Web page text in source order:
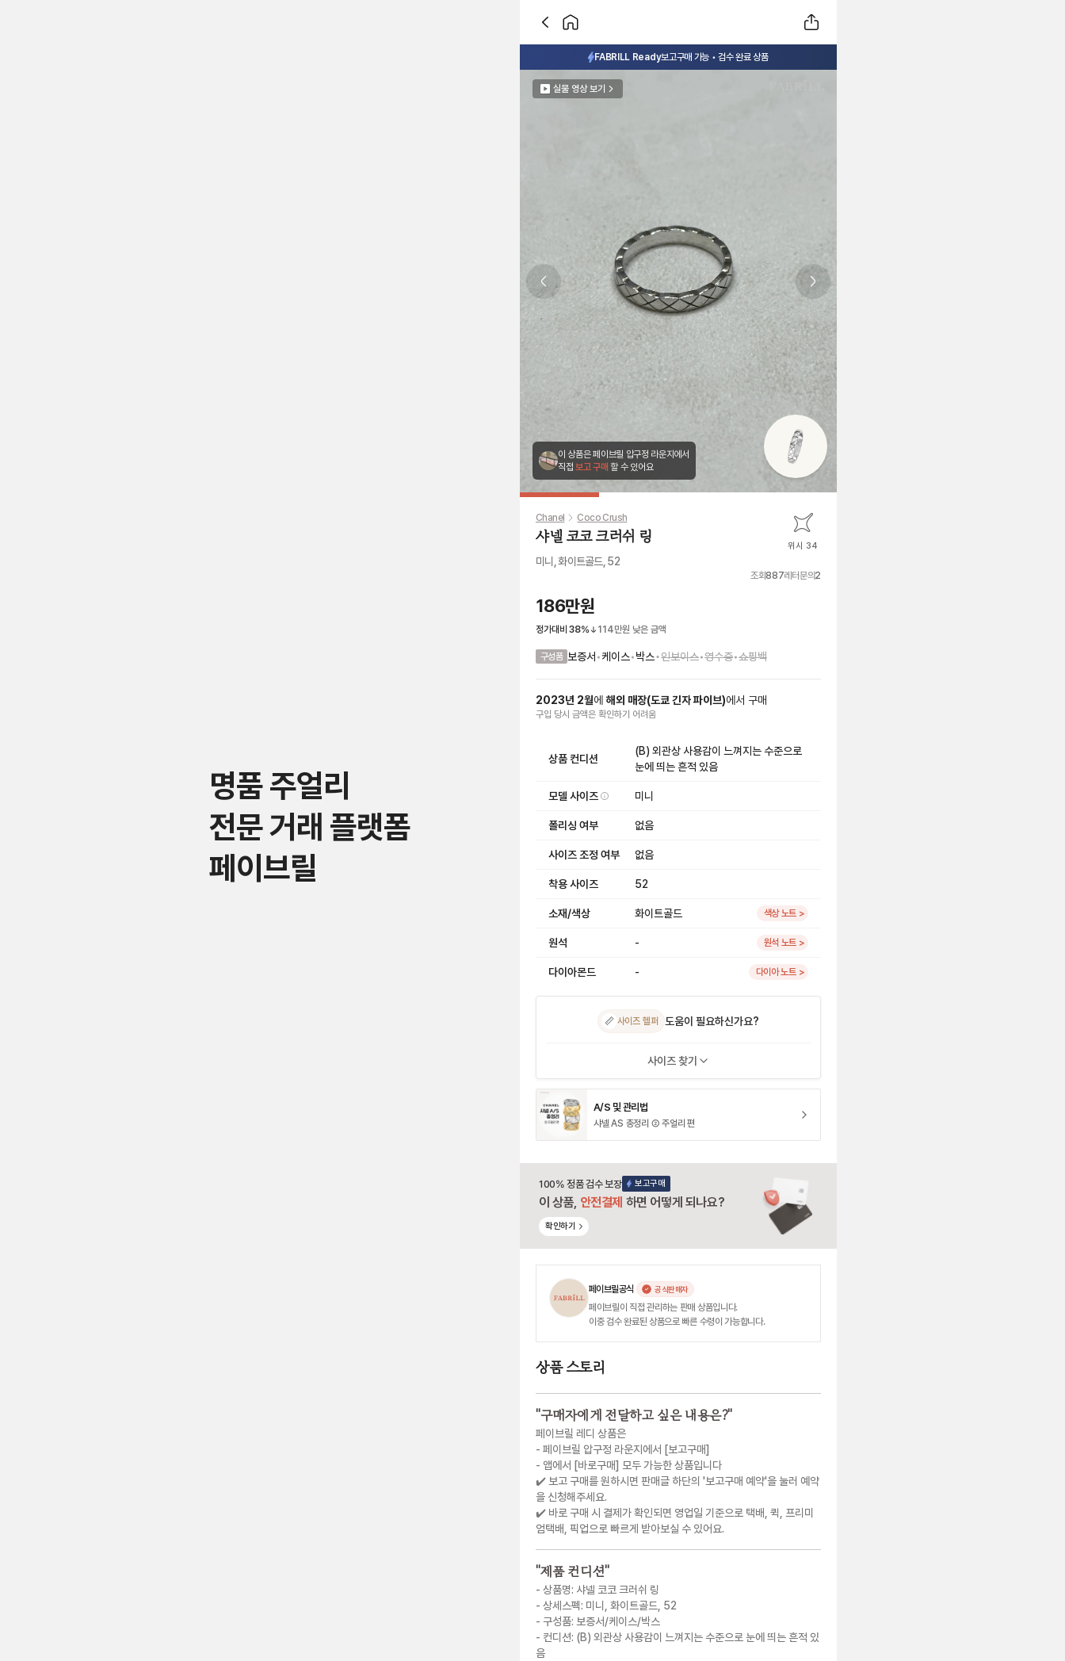
명품 주얼리
전문 거래 플랫폼
페이브릴
FABRILL Ready보고구매 가능 • 검수 완료 상품
실물 영상 보기
이 상품은 페이브릴 압구정 라운지에서
직접 보고 구매 할 수 있어요
Previous slide Next slide
Chanel Coco Crush
샤넬 코코 크러쉬 링 위시 34
미니, 화이트골드, 52
조회887레터문의2
186만원
정가대비 38% 114만원 낮은 금액
구성품 보증서 •케이스•박스•인보이스•영수증•쇼핑백
2023년 2월에 해외 매장(도쿄 긴자 파이브)에서 구매
구입 당시 금액은 확인하기 어려움
상품 컨디션
(B) 외관상 사용감이 느껴지는 수준으로
눈에 띄는 흔적 있음
모델 사이즈 미니
폴리싱 여부 없음
사이즈 조정 여부 없음
착용 사이즈 52
소재/색상 화이트골드 색상 노트 >
원석 - 원석 노트 >
다이아몬드 - 다이아 노트 >
📏 사이즈 헬퍼 도움이 필요하신가요?
사이즈 찾기
A/S 및 관리법
샤넬 AS 총정리 ② 주얼리 편
100% 정품 검수 보장 보고구매
이 상품, 안전결제 하면 어떻게 되나요?
확인하기
페이브릴공식 공식판매자
페이브릴이 직접 관리하는 판매 상품입니다.
이중 검수 완료된 상품으로 빠른 수령이 가능합니다.
상품 스토리
"구매자에게 전달하고 싶은 내용은?"
페이브릴 레디 상품은
- 페이브릴 압구정 라운지에서 [보고구매]
- 앱에서 [바로구매] 모두 가능한 상품입니다
✔️ 보고 구매를 원하시면 판매글 하단의 '보고구매 예약'을 눌러 예약
을 신청해주세요.
✔️ 바로 구매 시 결제가 확인되면 영업일 기준으로 택배, 퀵, 프리미
엄택배, 픽업으로 빠르게 받아보실 수 있어요.
"제품 컨디션"
- 상품명: 샤넬 코코 크러쉬 링
- 상세스펙: 미니, 화이트골드, 52
- 구성품: 보증서/케이스/박스
- 컨디션: (B) 외관상 사용감이 느껴지는 수준으로 눈에 띄는 흔적 있
음